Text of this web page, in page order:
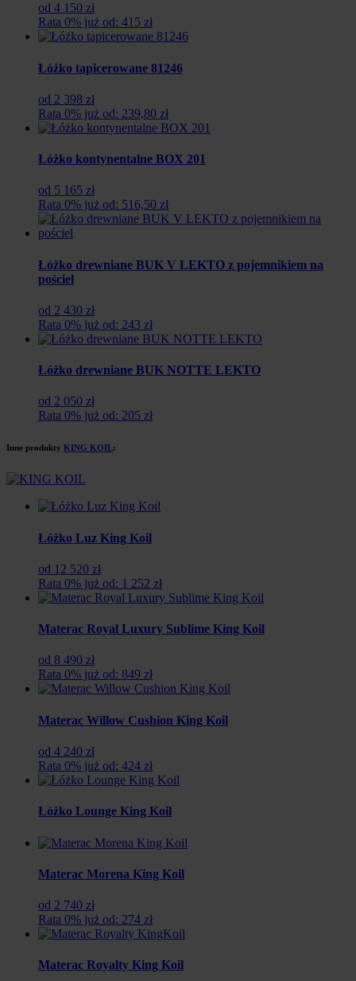
od 4 150 zł
Rata 0% już od: 415 zł
Łóżko tapicerowane 81246
od 2 398 zł
Rata 0% już od: 239,80 zł
Łóżko kontynentalne BOX 201
od 5 165 zł
Rata 0% już od: 516,50 zł
Łóżko drewniane BUK V LEKTO z pojemnikiem na
pościel
od 2 430 zł
Rata 0% już od: 243 zł
Łóżko drewniane BUK NOTTE LEKTO
od 2 050 zł
Rata 0% już od: 205 zł
Inne produkty KING KOIL:
Łóżko Luz King Koil
od 12 520 zł
Rata 0% już od: 1 252 zł
Materac Royal Luxury Sublime King Koil
od 8 490 zł
Rata 0% już od: 849 zł
Materac Willow Cushion King Koil
od 4 240 zł
Rata 0% już od: 424 zł
Łóżko Lounge King Koil
Materac Morena King Koil
od 2 740 zł
Rata 0% już od: 274 zł
Materac Royalty King Koil